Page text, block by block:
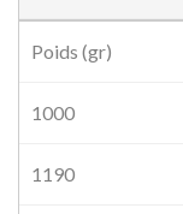
Poids (gr)
1000
1190